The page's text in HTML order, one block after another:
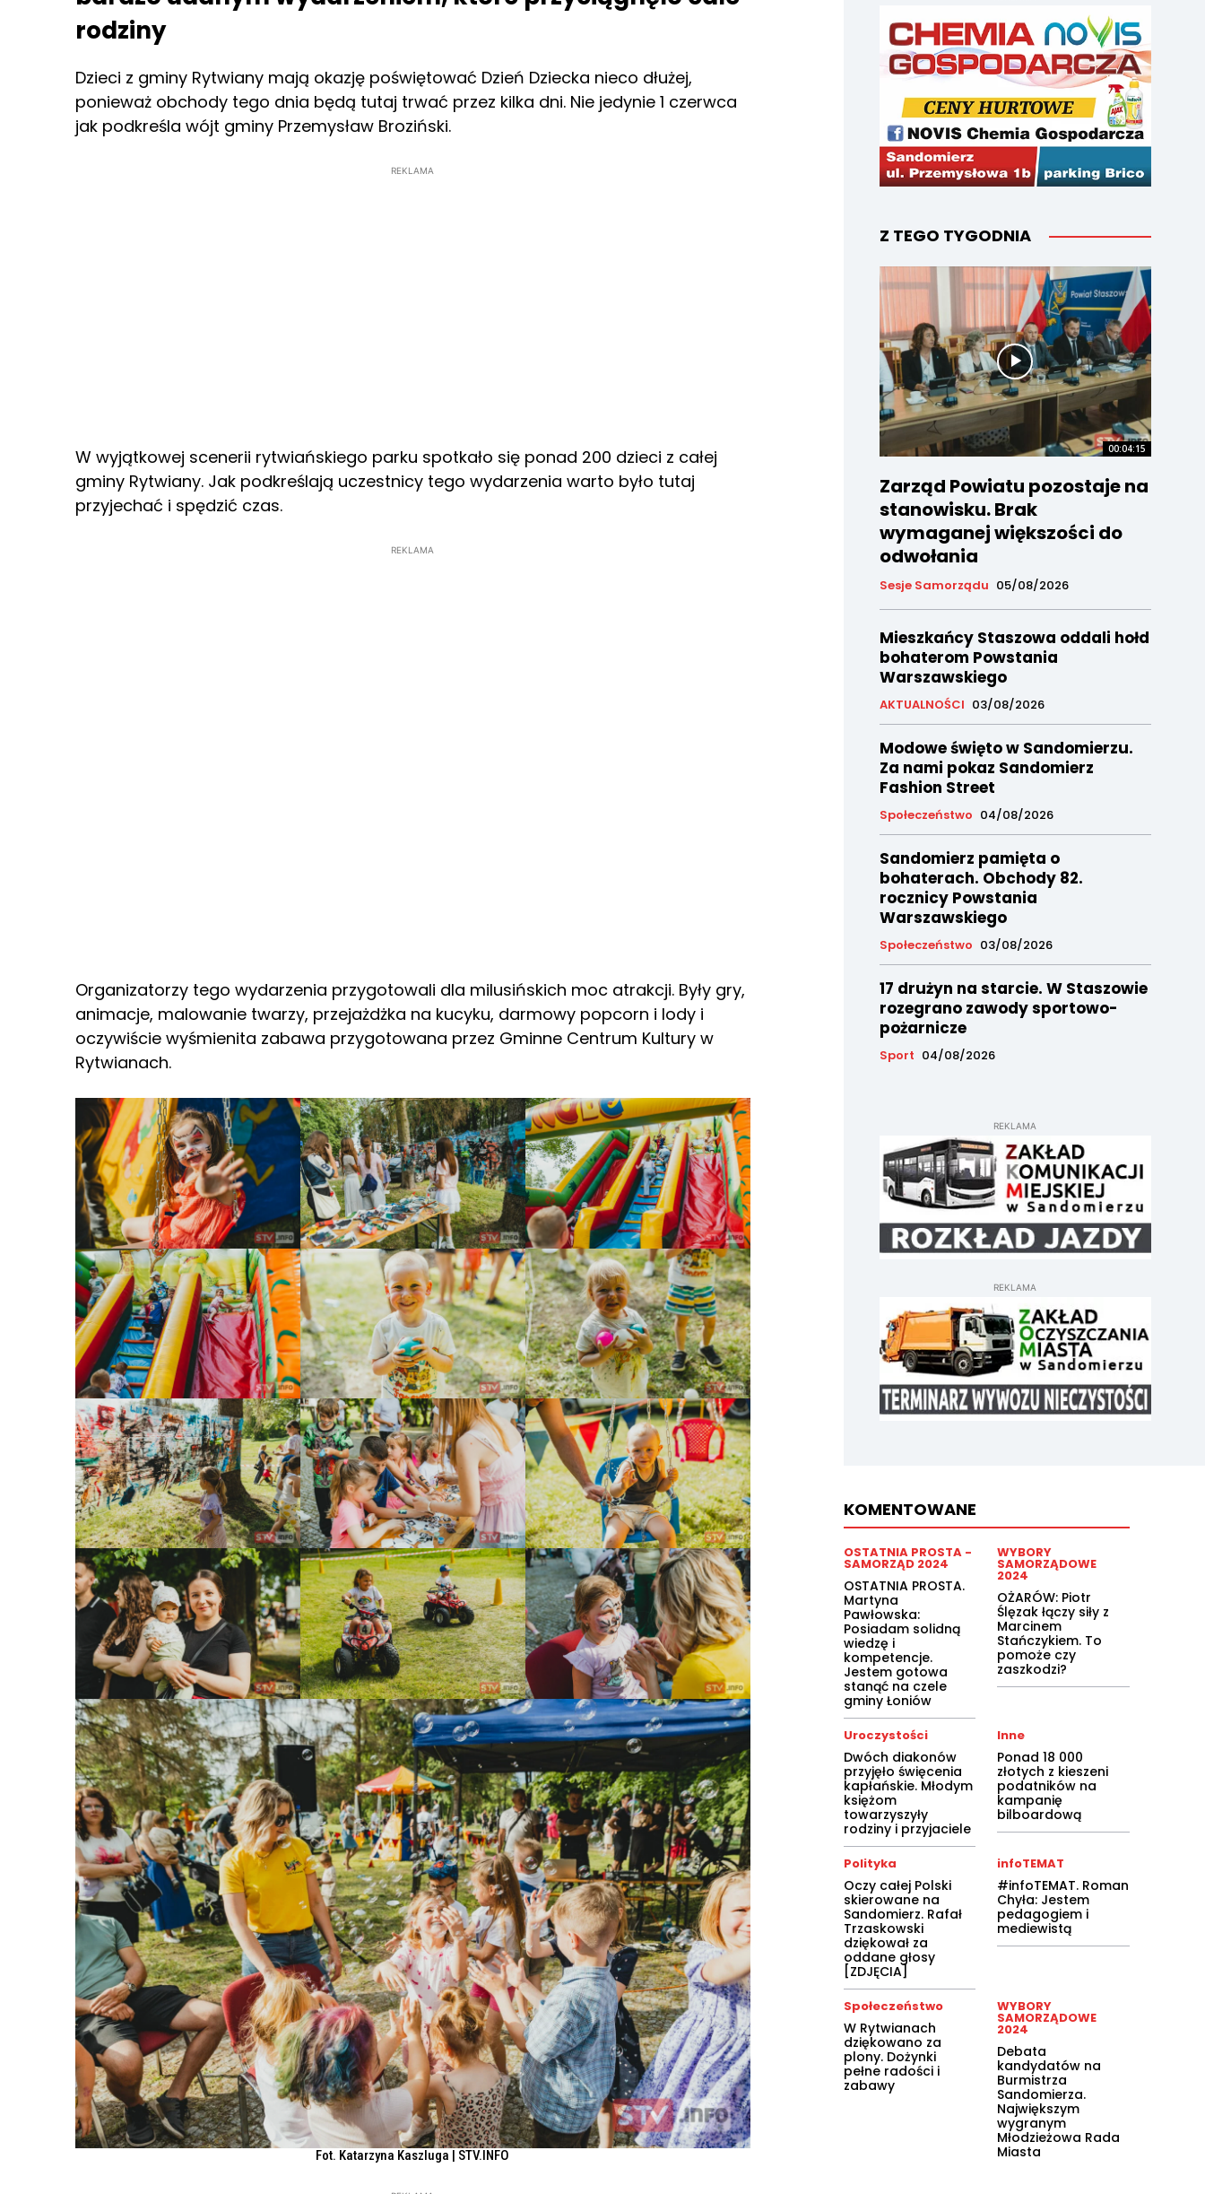
rodziny
Dzieci z gminy Rytwiany mają okazję poświętować Dzień Dziecka nieco dłużej,
ponieważ obchody tego dnia będą tutaj trwać przez kilka dni. Nie jedynie 1 czerwca
jak podkreśla wójt gminy Przemysław Broziński.
REKLAMA
W wyjątkowej scenerii rytwiańskiego parku spotkało się ponad 200 dzieci z całej
gminy Rytwiany. Jak podkreślają uczestnicy tego wydarzenia warto było tutaj
przyjechać i spędzić czas.
REKLAMA
Organizatorzy tego wydarzenia przygotowali dla milusińskich moc atrakcji. Były gry,
animacje, malowanie twarzy, przejażdżka na kucyku, darmowy popcorn i lody i
oczywiście wyśmienita zabawa przygotowana przez Gminne Centrum Kultury w
Rytwianach.
Fot. Katarzyna Kaszluga | STV.INFO
Z TEGO TYGODNIA
00:04:15
Zarząd Powiatu pozostaje na
stanowisku. Brak
wymaganej większości do
odwołania
Sesje Samorządu 05/08/2026
Mieszkańcy Staszowa oddali hołd
bohaterom Powstania
Warszawskiego
AKTUALNOŚCI 03/08/2026
Modowe święto w Sandomierzu.
Za nami pokaz Sandomierz
Fashion Street
Społeczeństwo 04/08/2026
Sandomierz pamięta o
bohaterach. Obchody 82.
rocznicy Powstania
Warszawskiego
Społeczeństwo 03/08/2026
17 drużyn na starcie. W Staszowie
rozegrano zawody sportowo-
pożarnicze
Sport 04/08/2026
REKLAMA
REKLAMA
KOMENTOWANE
OSTATNIA PROSTA -
SAMORZĄD 2024
OSTATNIA PROSTA.
Martyna
Pawłowska:
Posiadam solidną
wiedzę i
kompetencje.
Jestem gotowa
stanąć na czele
gminy Łoniów
WYBORY
SAMORZĄDOWE
2024
OŻARÓW: Piotr
Ślęzak łączy siły z
Marcinem
Stańczykiem. To
pomoże czy
zaszkodzi?
Uroczystości
Dwóch diakonów
przyjęło święcenia
kapłańskie. Młodym
księżom
towarzyszyły
rodziny i przyjaciele
Inne
Ponad 18 000
złotych z kieszeni
podatników na
kampanię
bilboardową
Polityka
Oczy całej Polski
skierowane na
Sandomierz. Rafał
Trzaskowski
dziękował za
oddane głosy
[ZDJĘCIA]
infoTEMAT
#infoTEMAT. Roman
Chyła: Jestem
pedagogiem i
mediewistą
Społeczeństwo
W Rytwianach
dziękowano za
plony. Dożynki
pełne radości i
zabawy
WYBORY
SAMORZĄDOWE
2024
Debata
kandydatów na
Burmistrza
Sandomierza.
Największym
wygranym
Młodzieżowa Rada
Miasta